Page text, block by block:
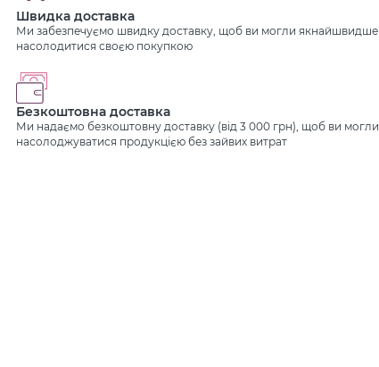
Швидка доставка
Ми забезпечуємо швидку доставку, щоб ви могли якнайшвидше
насолодитися своєю покупкою
Безкоштовна доставка
Ми надаємо безкоштовну доставку (від 3 000 грн), щоб ви могли
насолоджуватися продукцією без зайвих витрат